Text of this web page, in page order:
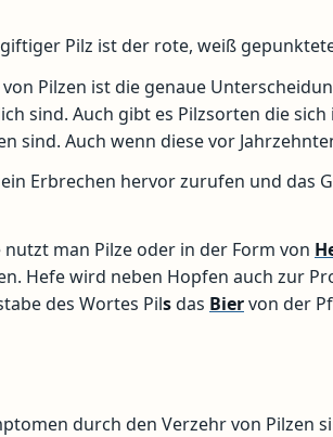
Pilz ist der rote, weiß
Pilzen ist die genaue
sind. Auch gibt es Pilzsorten die sich
sind. Auch wenn diese vor
Erbrechen hervor zurufen und das
man Pilze oder in der Form von
Hefe wird neben Hopfen auch zur
des Wortes Pilsdas Biervon der
durch den Verzehr von